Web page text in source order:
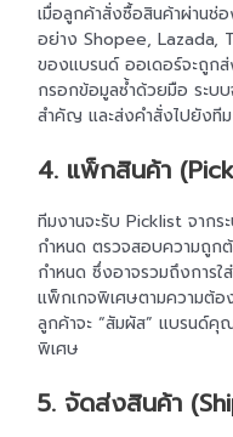
เมื่อลูกค้าสั่งซื้อสินค้าผ่านช่
อย่าง Shopee, Lazada,
ของแบรนด์ ออเดอร์จะถูกส่
กรอกข้อมูลซ้ำด้วยมือ ระบ
สำคัญ และส่งคำสั่งไปยังที
4. แพ็กสินค้า
ทีมงานจะรับ Picklist จากร
กำหนด ตรวจสอบความถูก
กำหนด ซึ่งอาจรวมถึงการใ
แพ็กเกจพิเศษตามความต้
ลูกค้าจะ “สัมผัส” แบรนด์คุ
พิเศษ
5. จัดส่งสินค้า